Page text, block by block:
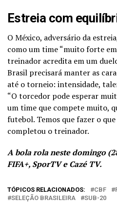
Estreia com
O México, adversário da
como um time “muito forte em
treinador acredita em um
Brasil precisará manter as
até o torneio: intensidade,
“O torcedor pode esperar
um time que compete muito,
futebol. Temos que fazer o
completou o treinador.
A bola rola neste domingo
FIFA+, SporTV e Cazé TV.
TÓPICOS RELACIONADOS: CBF
SELEÇÃO BRASILEIRA
SUB-20